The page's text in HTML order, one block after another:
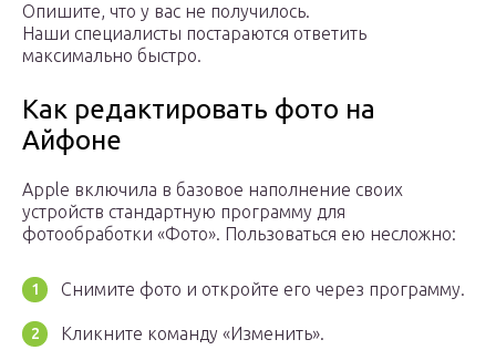
Опишите, что у вас не получилось.
Наши специалисты постараются ответить
максимально быстро.
Как редактировать фото на
Айфоне
Apple включила в базовое наполнение своих
устройств стандартную программу для
фотообработки «Фото». Пользоваться ею несложно:
Снимите фото и откройте его через программу.
Кликните команду «Изменить».